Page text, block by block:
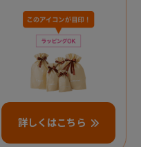
詳しくはこちら